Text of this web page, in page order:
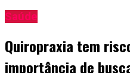
Saúde
Quiropraxia tem
importância de